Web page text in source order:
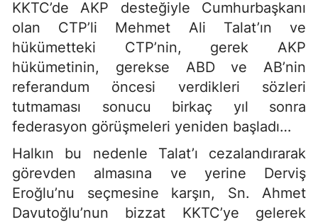
KKTC’de AKP desteğiyle Cumhurbaşkanı
olan CTP’li Mehmet Ali Talat’ın ve
hükümetteki CTP’nin, gerek AKP
hükümetinin, gerekse ABD ve AB’nin
referandum öncesi verdikleri sözleri
tutmaması sonucu birkaç yıl sonra
federasyon görüşmeleri yeniden başladı…
Halkın bu nedenle Talat’ı cezalandırarak
görevden almasına ve yerine Derviş
Eroğlu’nu seçmesine karşın, Sn. Ahmet
Davutoğlu’nun bizzat KKTC’ye gelerek